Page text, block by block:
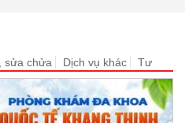
sửa chửa Dịch vụ khác Tư